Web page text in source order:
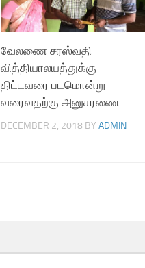
வேலணை சரஸ்வதி
வித்தியாலயத்துக்கு
திட்டவரை படமொன்று
வரைவதற்கு அனுசரணை
DECEMBER 2, 2018 BYADMIN